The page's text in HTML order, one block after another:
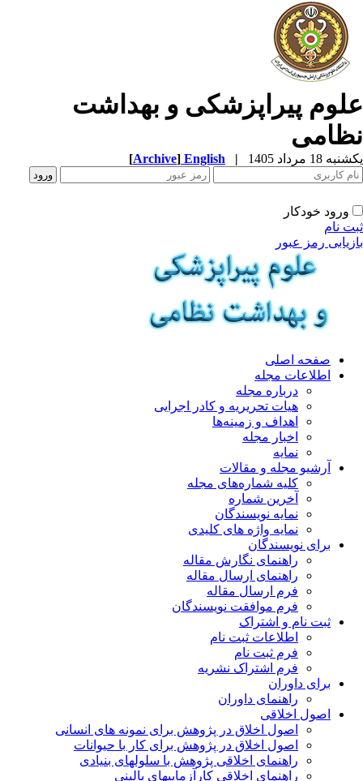
پیراپزشکی و بهداشت
18 مرداد 1405 |
English
[Archive]
ورود خودکار
نام
رمز عبور
صفحه اصلی
اطلاعات مجله
درباره مجله
هیات تحریریه و کادر اجرایی
اهداف و زمینه‌ها
اخبار مجله
نمایه
آرشیو مجله و مقالات
کلیه شماره‌های مجله
آخرین شماره
نمایه نویسندگان
نمایه واژه های کلیدی
برای نویسندگان
راهنمای نگارش مقاله
راهنمای ارسال مقاله
فرم ارسال مقاله
فرم موافقت نویسندگان
ثبت نام و اشتراک
اطلاعات ثبت نام
فرم ثبت نام
فرم اشتراک نشریه
برای داوران
راهنمای داوران
اصول اخلاقی
اصول اخلاق در پژوهش برای نمونه های انسانی
اصول اخلاق در پژوهش برای کار با حیوانات
راهنمای اخلاقی پژوهش با سلولهای بنیادی
راهنمای اخلاقی کارآزماییهای بالینی